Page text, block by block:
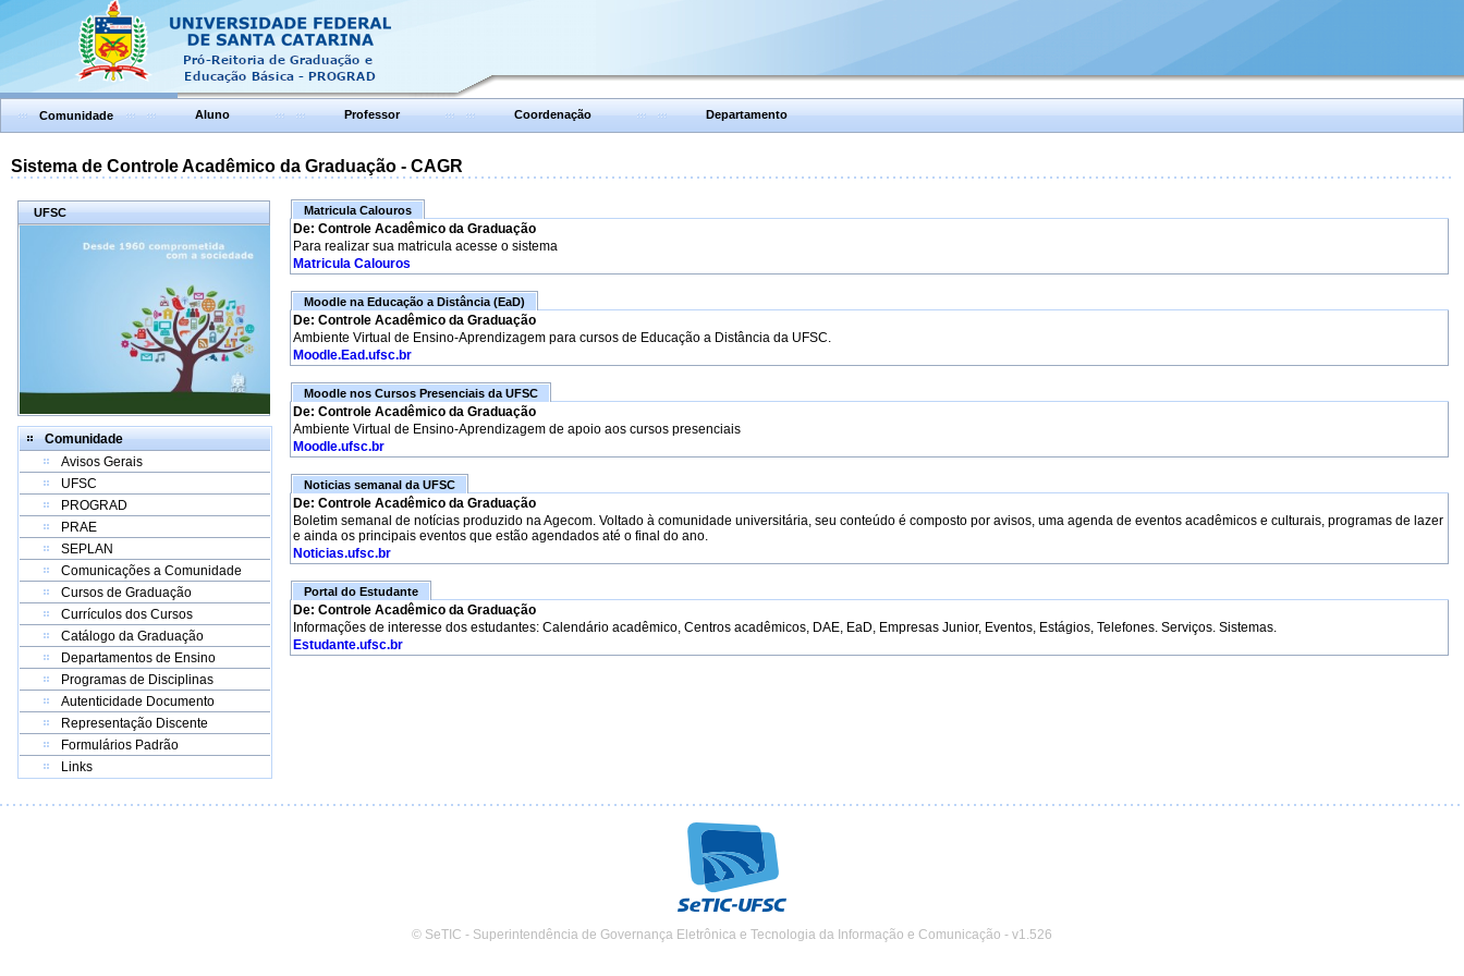
Comunidade Aluno Professor Coordenação Departamento
Sistema de Controle Acadêmico da Graduação - CAGR
UFSC
Comunidade
Avisos Gerais
UFSC
PROGRAD
PRAE
SEPLAN
Comunicações a Comunidade
Cursos de Graduação
Currículos dos Cursos
Catálogo da Graduação
Departamentos de Ensino
Programas de Disciplinas
Autenticidade Documento
Representação Discente
Formulários Padrão
Links
Matricula Calouros
De: Controle Acadêmico da Graduação
Para realizar sua matricula acesse o sistema
Matricula Calouros
Moodle na Educação a Distância (EaD)
De: Controle Acadêmico da Graduação
Ambiente Virtual de Ensino-Aprendizagem para cursos de Educação a Distância da UFSC.
Moodle.Ead.ufsc.br
Moodle nos Cursos Presenciais da UFSC
De: Controle Acadêmico da Graduação
Ambiente Virtual de Ensino-Aprendizagem de apoio aos cursos presenciais
Moodle.ufsc.br
Noticias semanal da UFSC
De: Controle Acadêmico da Graduação
Boletim semanal de notícias produzido na Agecom. Voltado à comunidade universitária, seu conteúdo é composto por avisos, uma agenda de eventos acadêmicos e culturais, programas de lazer
e ainda os principais eventos que estão agendados até o final do ano.
Noticias.ufsc.br
Portal do Estudante
De: Controle Acadêmico da Graduação
Informações de interesse dos estudantes: Calendário acadêmico, Centros acadêmicos, DAE, EaD, Empresas Junior, Eventos, Estágios, Telefones. Serviços. Sistemas.
Estudante.ufsc.br
© SeTIC - Superintendência de Governança Eletrônica e Tecnologia da Informação e Comunicação - v1.526